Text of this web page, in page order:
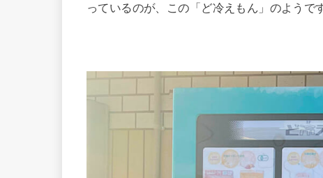
っているのが、この「ど冷えもん」のようで